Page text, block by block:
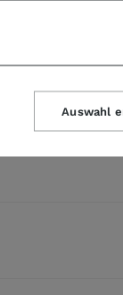
Auswahl